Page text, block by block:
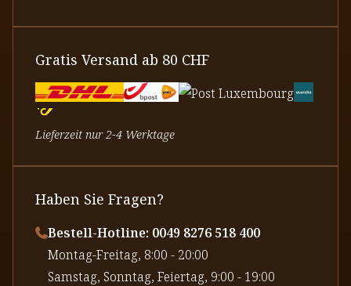
Gratis Versand ab 80 CHF
Lieferzeit nur 2-4 Werktage
Haben Sie Fragen?
Bestell-Hotline: 0049 8276 518 400
⁠Montag-Freitag, 8:00 - 20:00
⁠Samstag, Sonntag, Feiertag, 9:00 - 19:00